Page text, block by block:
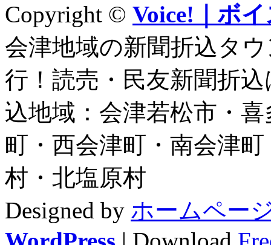
Copyright © Voice!｜ボ
会津地域の新聞折込タ
行！読売・民友新聞折
込地域：会津若松市・
町・西会津町・南会津
村・北塩原村
Designed by ホームペー